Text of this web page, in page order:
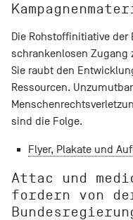
Die Rohstoffinitiative
schrankenlosen Zugang
Sie raubt den
Ressourcen.
sind die Folge.
Flyer, Plakate und
Attac und
fordern von